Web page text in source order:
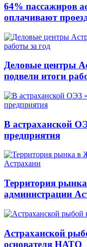
64% пассажиров
оплачивают
Деловые центры
подвели итоги
В астраханской
предприятия
Территория
администрации
Астраханской
основателя НАТО